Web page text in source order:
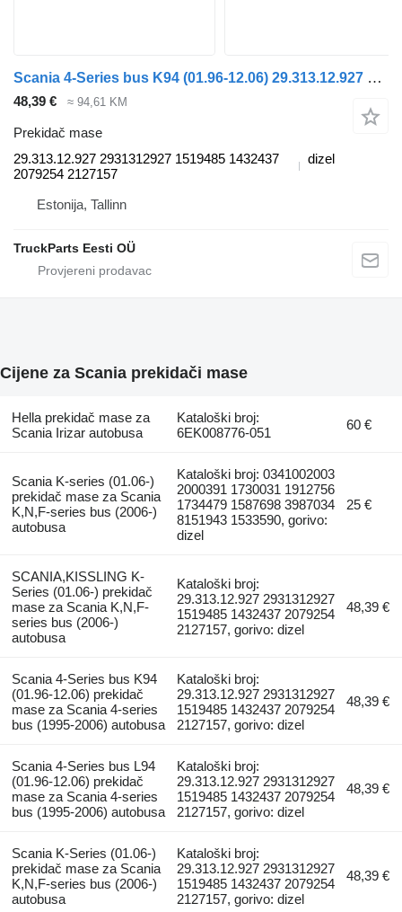
Scania 4-Series bus K94 (01.96-12.06) 29.313.12.927 prekidač mase za Scania 4-series bus (1995-2006) autobusa
48,39 € ≈ 94,61 KM
Prekidač mase
29.313.12.927 2931312927 1519485 1432437
2079254 2127157
dizel
Estonija, Tallinn
TruckParts Eesti OÜ
Cijene za Scania prekidači mase
Hella prekidač mase za
Scania Irizar autobusa
Kataloški broj:
6EK008776-051
60 €
Scania K-series (01.06-)
prekidač mase za Scania
K,N,F-series bus (2006-)
autobusa
Kataloški broj: 0341002003
2000391 1730031 1912756
1734479 1587698 3987034
8151943 1533590, gorivo:
dizel
25 €
SCANIA,KISSLING K-
Series (01.06-) prekidač
mase za Scania K,N,F-
series bus (2006-)
autobusa
Kataloški broj:
29.313.12.927 2931312927
1519485 1432437 2079254
2127157, gorivo: dizel
48,39 €
Scania 4-Series bus K94
(01.96-12.06) prekidač
mase za Scania 4-series
bus (1995-2006) autobusa
Kataloški broj:
29.313.12.927 2931312927
1519485 1432437 2079254
2127157, gorivo: dizel
48,39 €
Scania 4-Series bus L94
(01.96-12.06) prekidač
mase za Scania 4-series
bus (1995-2006) autobusa
Kataloški broj:
29.313.12.927 2931312927
1519485 1432437 2079254
2127157, gorivo: dizel
48,39 €
Scania K-Series (01.06-)
prekidač mase za Scania
K,N,F-series bus (2006-)
autobusa
Kataloški broj:
29.313.12.927 2931312927
1519485 1432437 2079254
2127157, gorivo: dizel
48,39 €